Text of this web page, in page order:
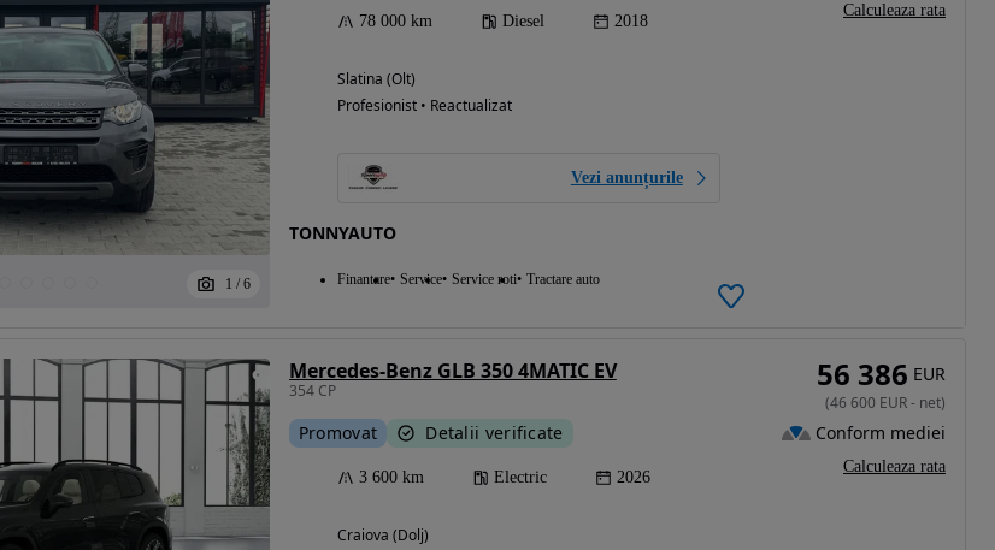
1 / 6
78 000 km Diesel 2018
Slatina (Olt)
Profesionist • Reactualizat
Vezi anunțurile
TONNYAUTO
Finantare Service Service roti Tractare auto
Calculeaza rata
Mercedes-Benz GLB 350 4MATIC EV
354 CP
Promovat Detalii verificate
3 600 km Electric 2026
Craiova (Dolj)
56 386 EUR
(46 600 EUR- net)
Conform mediei
Calculeaza rata